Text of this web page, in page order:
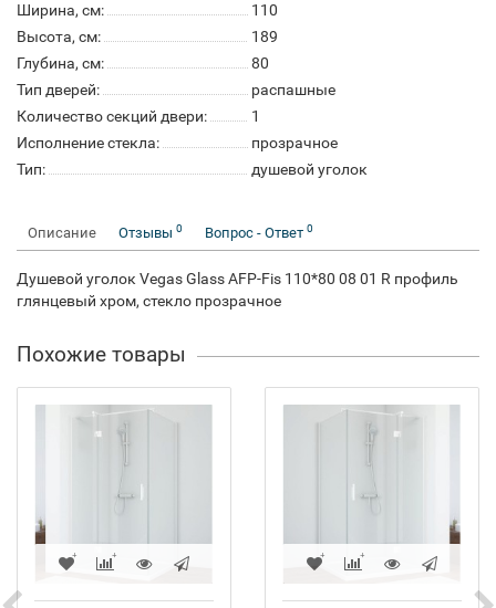
Ширина, см:
110
Высота, см:
189
Глубина, см:
80
Тип дверей:
распашные
Количество секций двери:
1
Исполнение стекла:
прозрачное
Тип:
душевой уголок
Описание Отзывы 0 Вопрос - Ответ 0
Душевой уголок Vegas Glass AFP-Fis 110*80 08 01 R профиль
глянцевый хром, стекло прозрачное
Похожие товары